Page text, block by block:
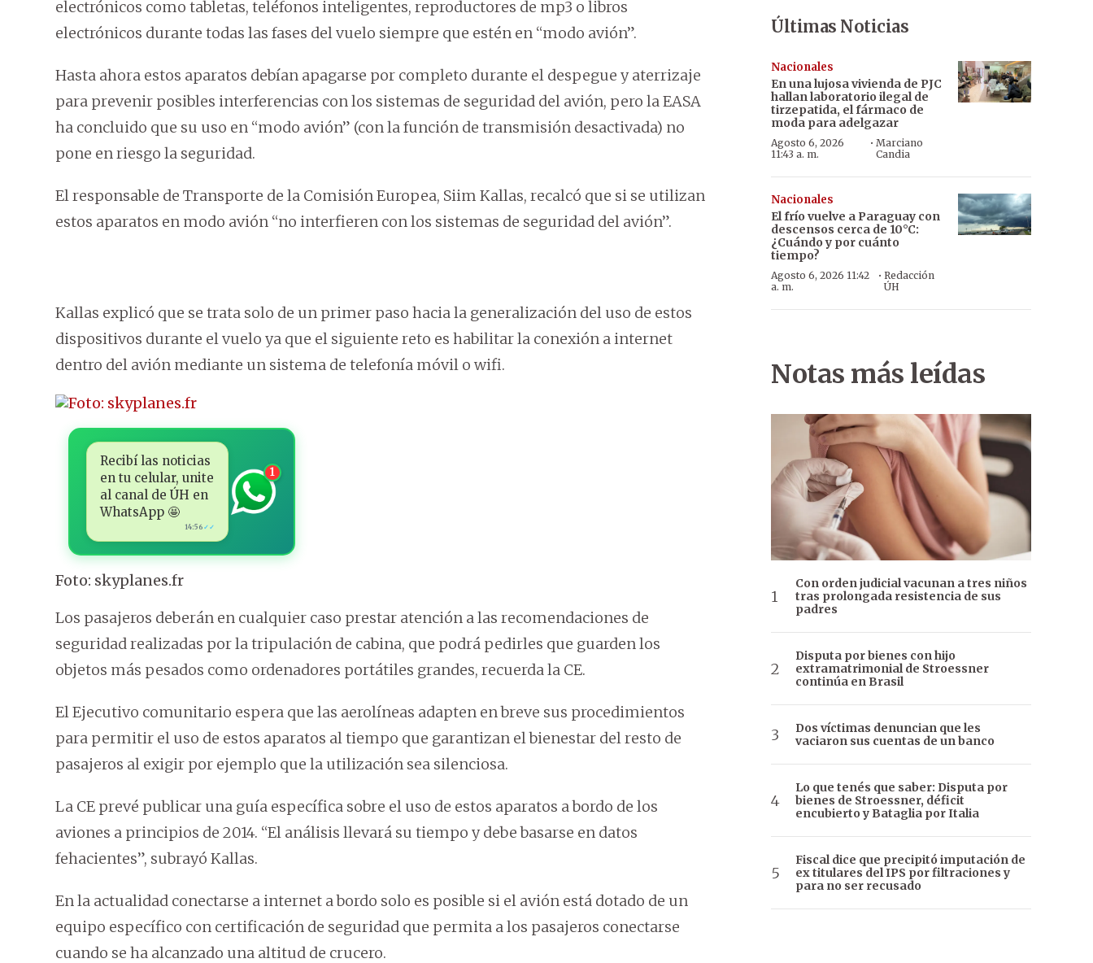
electrónicos como tabletas, teléfonos inteligentes, reproductores de mp3 o libros
electrónicos durante todas las fases del vuelo siempre que estén en “modo avión”.
Hasta ahora estos aparatos debían apagarse por completo durante el despegue y aterrizaje
para prevenir posibles interferencias con los sistemas de seguridad del avión, pero la EASA
ha concluido que su uso en “modo avión” (con la función de transmisión desactivada) no
pone en riesgo la seguridad.
El responsable de Transporte de la Comisión Europea, Siim Kallas, recalcó que si se utilizan
estos aparatos en modo avión “no interfieren con los sistemas de seguridad del avión”.
Kallas explicó que se trata solo de un primer paso hacia la generalización del uso de estos
dispositivos durante el vuelo ya que el siguiente reto es habilitar la conexión a internet
dentro del avión mediante un sistema de telefonía móvil o wifi.
Recibí las noticias
en tu celular, unite
al canal de ÚH en
WhatsApp 🤩
14:56 ✓✓
1
Foto: skyplanes.fr
Los pasajeros deberán en cualquier caso prestar atención a las recomendaciones de
seguridad realizadas por la tripulación de cabina, que podrá pedirles que guarden los
objetos más pesados como ordenadores portátiles grandes, recuerda la CE.
El Ejecutivo comunitario espera que las aerolíneas adapten en breve sus procedimientos
para permitir el uso de estos aparatos al tiempo que garantizan el bienestar del resto de
pasajeros al exigir por ejemplo que la utilización sea silenciosa.
La CE prevé publicar una guía específica sobre el uso de estos aparatos a bordo de los
aviones a principios de 2014. “El análisis llevará su tiempo y debe basarse en datos
fehacientes”, subrayó Kallas.
En la actualidad conectarse a internet a bordo solo es posible si el avión está dotado de un
equipo específico con certificación de seguridad que permita a los pasajeros conectarse
cuando se ha alcanzado una altitud de crucero.
Últimas Noticias
Nacionales
En una lujosa vivienda de PJC
hallan laboratorio ilegal de
tirzepatida, el fármaco de
moda para adelgazar
Agosto 6, 2026
11:43 a. m.
·Marciano
Candia
Nacionales
El frío vuelve a Paraguay con
descensos cerca de 10°C:
¿Cuándo y por cuánto
tiempo?
Agosto 6, 2026 11:42
a. m.
· Redacción
ÚH
Notas más leídas
Con orden judicial vacunan a tres niños
tras prolongada resistencia de sus
padres
Disputa por bienes con hijo
extramatrimonial de Stroessner
continúa en Brasil
Dos víctimas denuncian que les
vaciaron sus cuentas de un banco
Lo que tenés que saber: Disputa por
bienes de Stroessner, déficit
encubierto y Bataglia por Italia
Fiscal dice que precipitó imputación de
ex titulares del IPS por filtraciones y
para no ser recusado